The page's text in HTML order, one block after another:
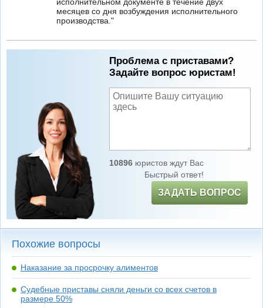
месяцев со дня возбуждения исполнительного
производства."
Проблема с приставами?
Задайте вопрос юристам!
10896юристов ждут Вас
Быстрый ответ!
ЗАДАТЬ ВОПРОС
Похожие вопросы
Наказание за просрочку алиментов
Судебные приставы сняли деньги со всех счетов в
размере 50%